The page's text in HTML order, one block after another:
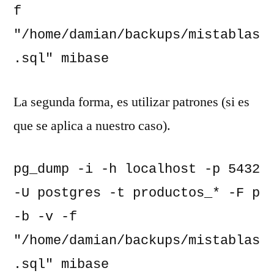
f
"/home/damian/backups/mistablas
.sql" mibase
La segunda forma, es utilizar patrones (si es
que se aplica a nuestro caso).
pg_dump -i -h localhost -p 5432
-U postgres -t productos_* -F p
-b -v -f
"/home/damian/backups/mistablas
.sql" mibase